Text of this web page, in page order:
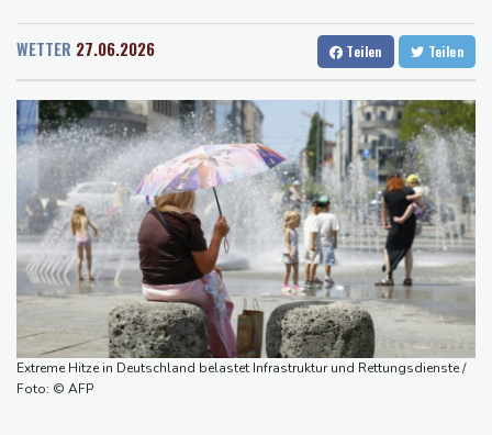
Dresden
Wien
33 °C
Baden-Baden
19 °C
deutliche Gewinnzuwachs
Frau aus Berliner Kleingartenvorstand soll fast eine Million Euro
veruntreut haben
Zahl deutscher Azubis sinkt deutlich - Anstieg bei ausländischen
Auszubildenden
Frau fällt bei Gewitter von Motorboot in Bodensee und stirbt
Rüstungsbetrieb in Bayern ausgespäht: Mutmaßlicher Agent
festgenommen
Myanmars Ex-General Min Aung Hlaing zu erstem Besuch in
Thailand als Präsident
Drohnenabwehr: Grüne fordern "klare Zuständigkeiten" - SPD
sieht Behörden gestärkt
WETTER 27.06.2026 Teilen Teilen
Extreme Hitze in Deutschland belastet Infrastruktur und Rettungsdienste /
Foto: © AFP